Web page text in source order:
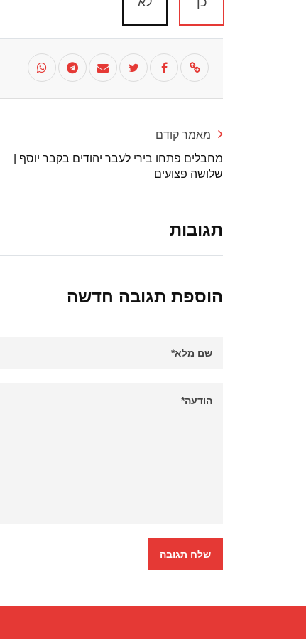
מאמר קודם
מחבלים פתחו בירי לעבר יהודים בקבר יוסף |
שלושה פצועים
תגובות
הוספת תגובה חדשה